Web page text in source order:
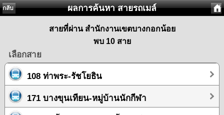
กลับ ผลการค้นหา สายรถเมล์
สายที่ผ่าน สำนักงานเขตบางกอกน้อย
พบ 10 สาย
เลือกสาย
108 ท่าพระ-รัชโยธิน
171 บางขุนเทียน-หมู่บ้านนักกีฬา